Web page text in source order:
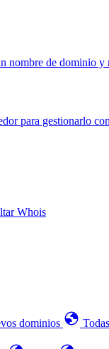
nombre de dominio y
para gestionarlo
Whois
dominios